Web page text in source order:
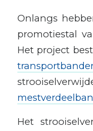
Onlangs
promotiestal
Het project
Het